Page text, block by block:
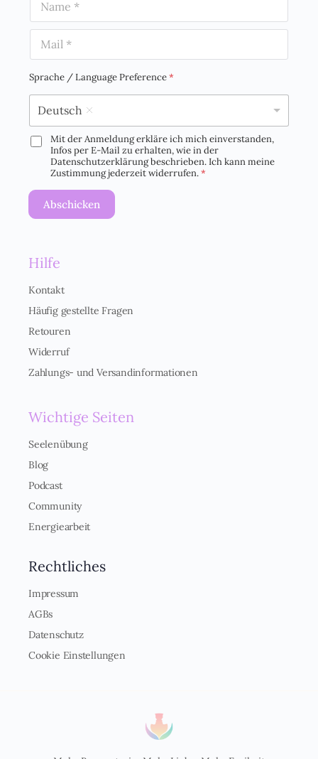
m
a
iSprache / Language Preference*
Deutsch
D
O
E
v
r
t
ä
d
n
*
Mit der Anmeldung erkläre ich mich einverstanden,
Infos per E-Mail zu erhalten, wie in der
Datenschutzerklärung beschrieben. Ich kann meine
Zustimmung jederzeit widerrufen.*
Abschicken
Hilfe
Kontakt
Häufig gestellte Fragen
Retouren
Widerruf
Zahlungs- und Versandinformationen
Wichtige Seiten
Seelenübung
Blog
Podcast
Community
Energiearbeit
Rechtliches
Impressum
AGBs
Datenschutz
Cookie Einstellungen